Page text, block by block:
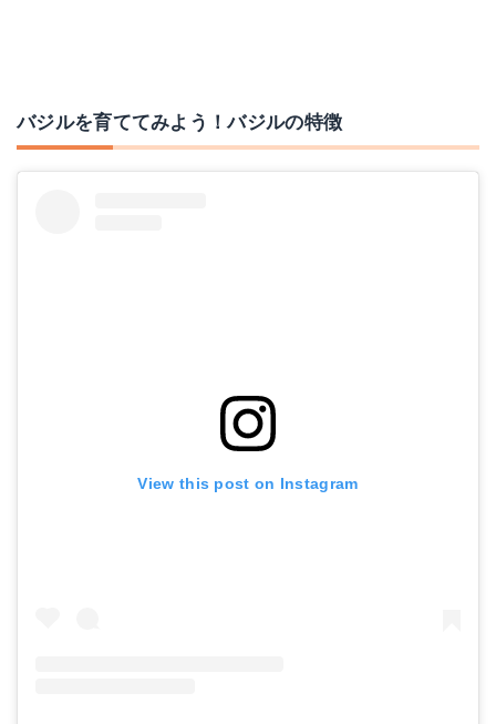
バジルを育ててみよう！バジルの特徴
View this post on Instagram